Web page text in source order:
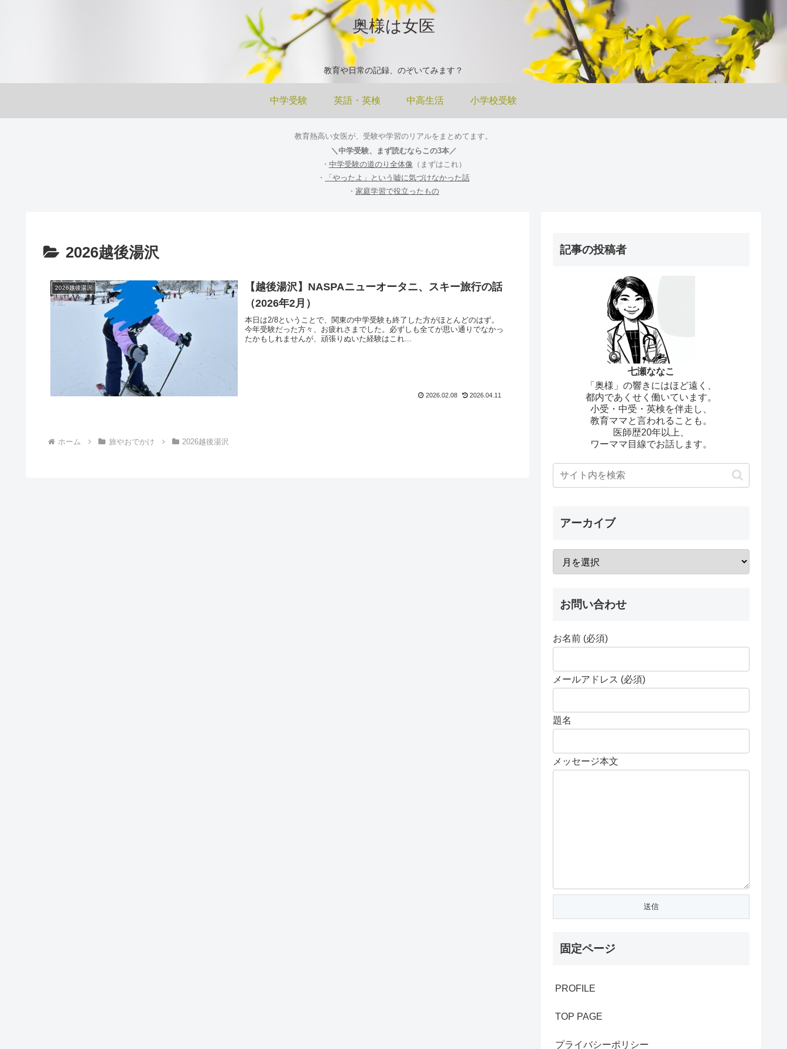
奥様は女医
教育や日常の記録、のぞいてみます？
中学受験 英語・英検 中高生活 小学校受験
教育熱高い女医が、受験や学習のリアルをまとめてます。
＼中学受験、まず読むならこの3本／
・ 中学受験の道のり全体像 （まずはこれ）
・
「やったよ」という嘘に気づけなかった話
・ 家庭学習で役立ったもの
2026越後湯沢
2026越後湯沢
【越後湯沢】NASPAニューオータニ、スキー旅行の話
（2026年2月）
本日は2/8ということで、関東の中学受験も終了した方がほとんどのはず。
今年受験だった方々、お疲れさまでした。必ずしも全てが思い通りでなかっ
たかもしれませんが、頑張りぬいた経験はこれ...
2026.02.08 2026.04.11
ホーム 旅やおでかけ 2026越後湯沢
記事の投稿者
七瀬ななこ
「奥様」の響きにはほど遠く、
都内であくせく働いています。
小受・中受・英検を伴走し、
教育ママと言われることも。
医師歴20年以上、
ワーママ目線でお話します。
アーカイブ
お問い合わせ
お名前 (必須)
メールアドレス (必須)
題名
メッセージ本文
固定ページ
PROFILE
TOP PAGE
プライバシーポリシー